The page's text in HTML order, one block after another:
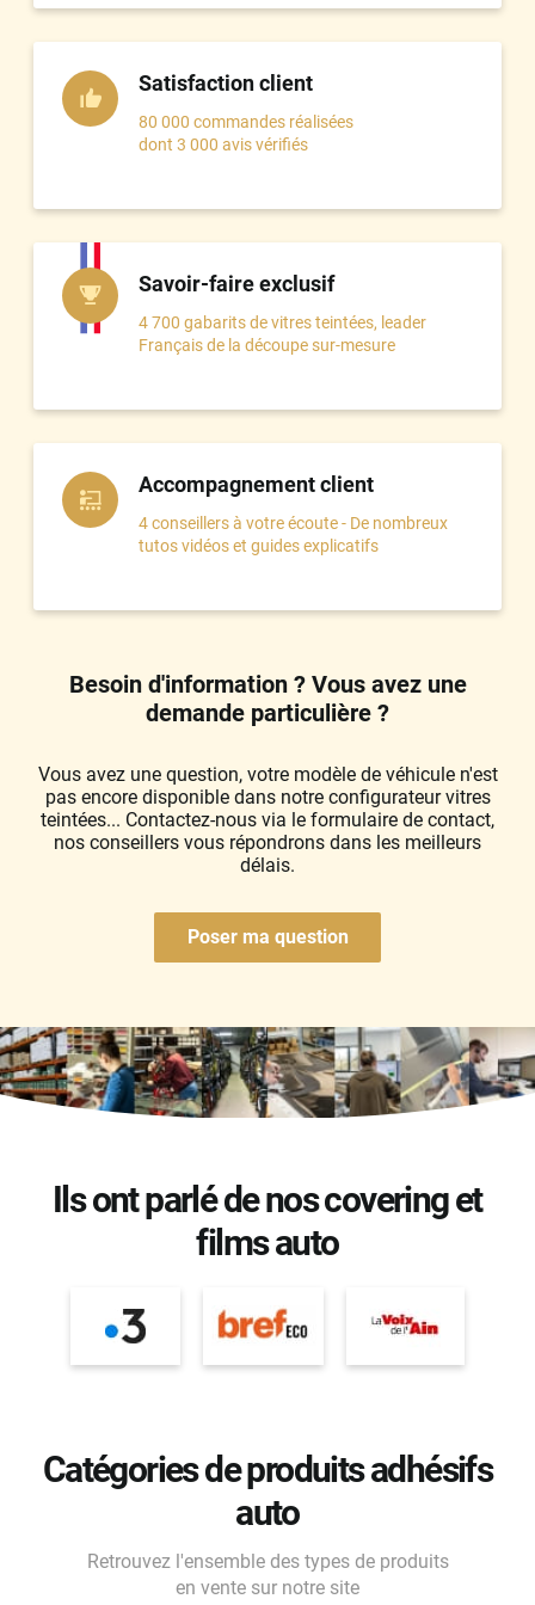
Satisfaction client
80 000 commandes réalisées
dont 3 000 avis vérifiés
Savoir-faire exclusif
4 700 gabarits de vitres teintées, leader
Français de la découpe sur-mesure
Accompagnement client
4 conseillers à votre écoute - De nombreux
tutos vidéos et guides explicatifs
Besoin d'information ? Vous avez une
demande particulière ?
Vous avez une question, votre modèle de véhicule n'est
pas encore disponible dans notre configurateur vitres
teintées... Contactez-nous via le formulaire de contact,
nos conseillers vous répondrons dans les meilleurs
délais.
Poser ma question
Ils ont parlé de nos covering et
films auto
Catégories de produits adhésifs
auto
Retrouvez l'ensemble des types de produits
en vente sur notre site